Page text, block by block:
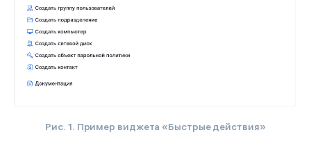
Рис. 1. Пример виджета «Быстрые действия»